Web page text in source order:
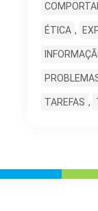
ÉTICA ,
TAREFAS ,